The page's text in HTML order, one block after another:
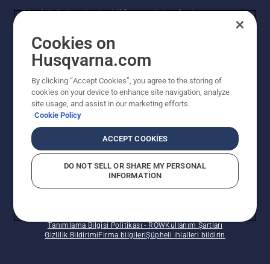
Yeni ürünler, özel teklifler ve daha fazlası
buradan kaydolun.
Tanımlama Bilgisi Politikası - ROWKullanım Şartları
Gizlilik Bildirimi Firma bilgileriŞüpheli ihlalleri bildirin
Cookies on
Husqvarna.com
By clicking “Accept Cookies”, you agree to the storing of
cookies on your device to enhance site navigation, analyze
site usage, and assist in our marketing efforts.
Cookie Policy
ACCEPT COOKIES
DO NOT SELL OR SHARE MY PERSONAL
INFORMATION